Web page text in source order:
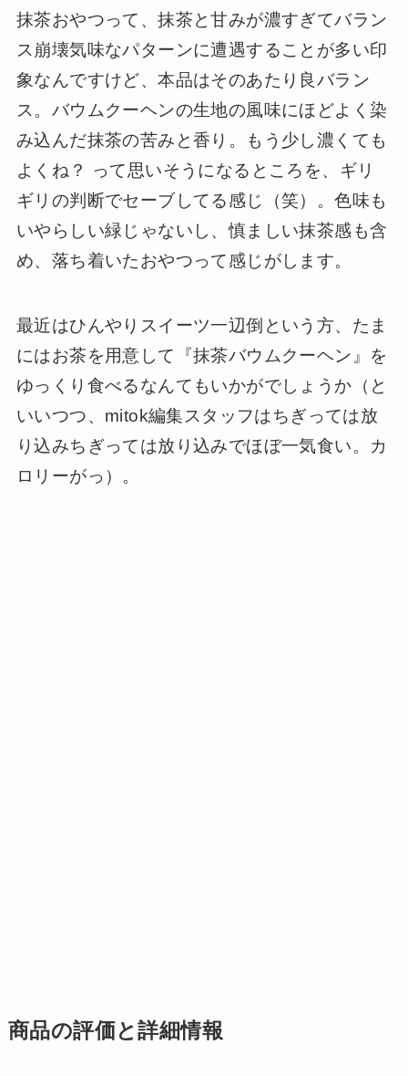
抹茶おやつって、抹茶と甘みが濃すぎてバラン
ス崩壊気味なパターンに遭遇することが多い印
象なんですけど、本品はそのあたり良バラン
ス。バウムクーヘンの生地の風味にほどよく染
み込んだ抹茶の苦みと香り。もう少し濃くても
よくね？ って思いそうになるところを、ギリ
ギリの判断でセーブしてる感じ（笑）。色味も
いやらしい緑じゃないし、慎ましい抹茶感も含
め、落ち着いたおやつって感じがします。
最近はひんやりスイーツ一辺倒という方、たま
にはお茶を用意して『抹茶バウムクーヘン』を
ゆっくり食べるなんてもいかがでしょうか（と
いいつつ、mitok編集スタッフはちぎっては放
り込みちぎっては放り込みでほぼ一気食い。カ
ロリーがっ）。
商品の評価と詳細情報